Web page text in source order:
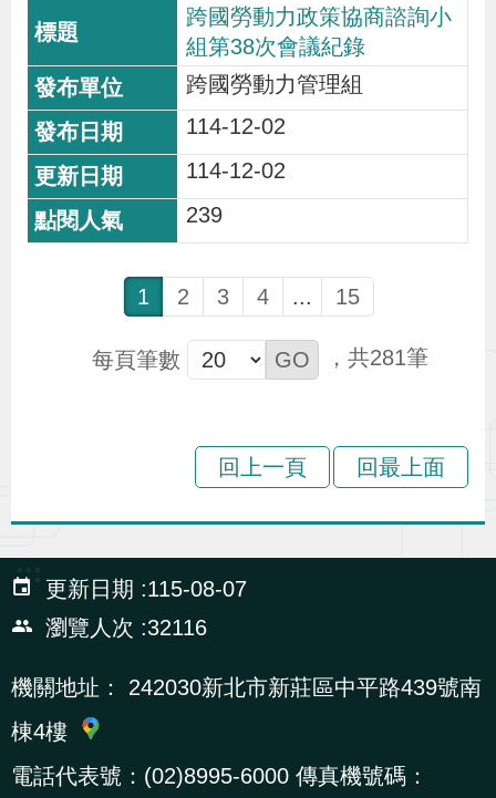
跨國勞動力政策協商諮詢小
組第38次會議紀錄
跨國勞動力管理組
114-12-02
114-12-02
239
1 2 3 4 ... 15
每頁筆數 281
回上一頁 回最上面
:::
更新日期
115-08-07
瀏覽人次
32116
機關地址：
242030新北市新莊區中平路439號南
棟4樓
電話代表號：(02)8995-6000 傳真機號碼：